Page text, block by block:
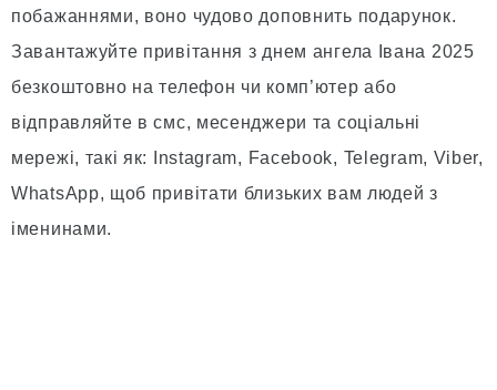
побажаннями, воно чудово доповнить подарунок.
Завантажуйте привітання з днем ангела Івана 2025
безкоштовно на телефон чи комп’ютер або
відправляйте в смс, месенджери та соціальні
мережі, такі як: Instagram, Facebook, Telegram, Viber,
WhatsApp, щоб привітати близьких вам людей з
іменинами.